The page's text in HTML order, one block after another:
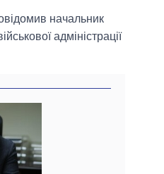
начальник
адміністрації